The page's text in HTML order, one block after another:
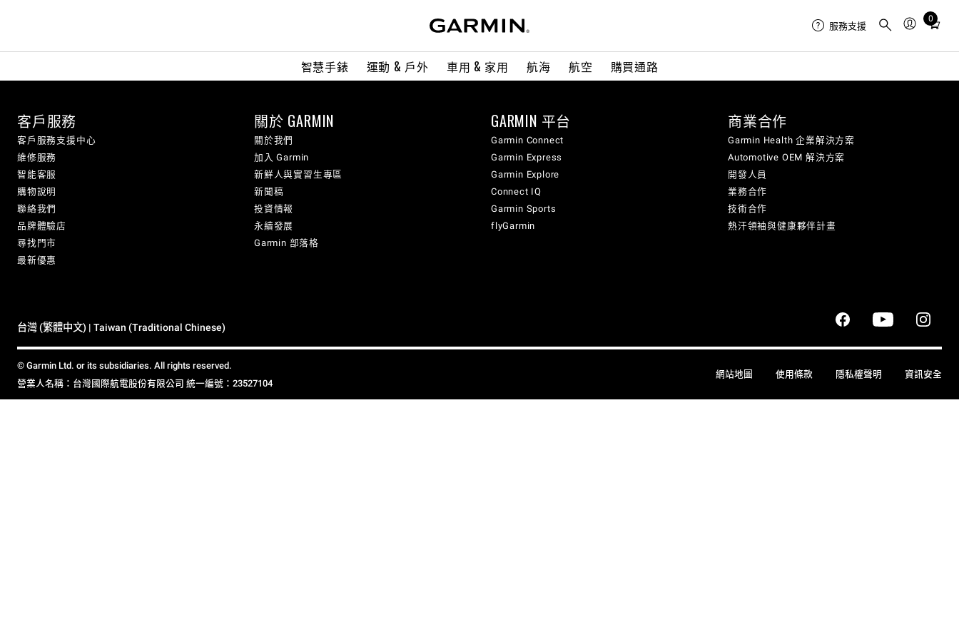
智慧手錶 運動 & 戶外 車用 & 家用 航海 航空 購買通路
服務支援
0
Total
in
客戶服務
客戶服務支援中心
維修服務
智能客服
購物說明
聯絡我們
品牌體驗店
尋找門市
最新優惠
關於 GARMIN
關於我們
加入 Garmin
新鮮人與實習生專區
新聞稿
投資情報
永續發展
Garmin 部落格
GARMIN 平台
Garmin Connect
Garmin Express
Garmin Explore
Connect IQ
Garmin Sports
flyGarmin
商業合作
Garmin Health 企業解決方案
Automotive OEM 解決方案
開發人員
業務合作
技術合作
熱汗領袖與健康夥伴計畫
台灣 (繁體中文) | Taiwan (Traditional Chinese)
© Garmin Ltd. or its subsidiaries. All rights reserved.
營業人名稱：台灣國際航電股份有限公司 統一編號：23527104
網站地圖 使用條款 隱私權聲明 資訊安全